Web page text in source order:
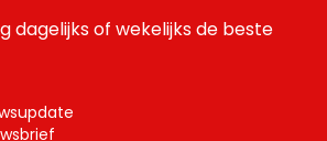
dagelijks of wekelijks de beste